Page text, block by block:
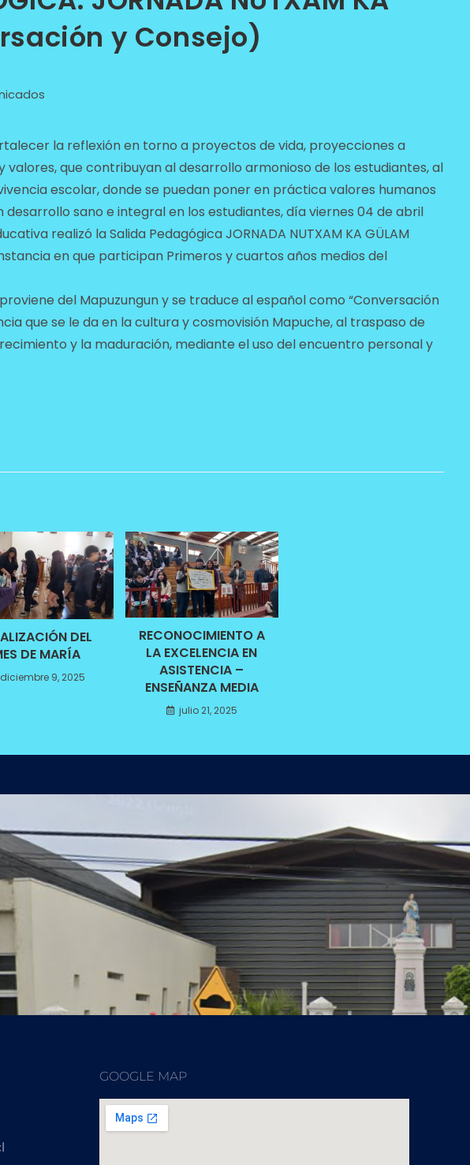
y Consejo)
la reflexión en torno a proyectos de vida, proyecciones a
valores, que contribuyan al desarrollo armonioso de los estudiantes, al
escolar, donde se puedan poner en práctica valores humanos
sano e integral en los estudiantes, día viernes 04 de abril
realizó la Salida Pedagógica JORNADA NUTXAM KA GÜLAM
en que participan Primeros y cuartos años medios del
del Mapuzungun y se traduce al español como “Conversación
que se le da en la cultura y cosmovisión Mapuche, al traspaso de
y la maduración, mediante el uso del encuentro personal y
DEL
DE MARÍA
diciembre 9, 2025
RECONOCIMIENTO A
LA EXCELENCIA EN
ASISTENCIA –
ENSEÑANZA MEDIA
julio 21, 2025
GOOGLE MAP